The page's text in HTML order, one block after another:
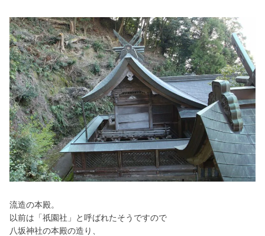
流造の本殿。
以前は「祇園社」と呼ばれたそうですので
八坂神社の本殿の造り、